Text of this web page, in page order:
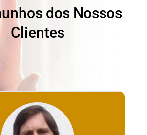
dos Nossos
Clientes